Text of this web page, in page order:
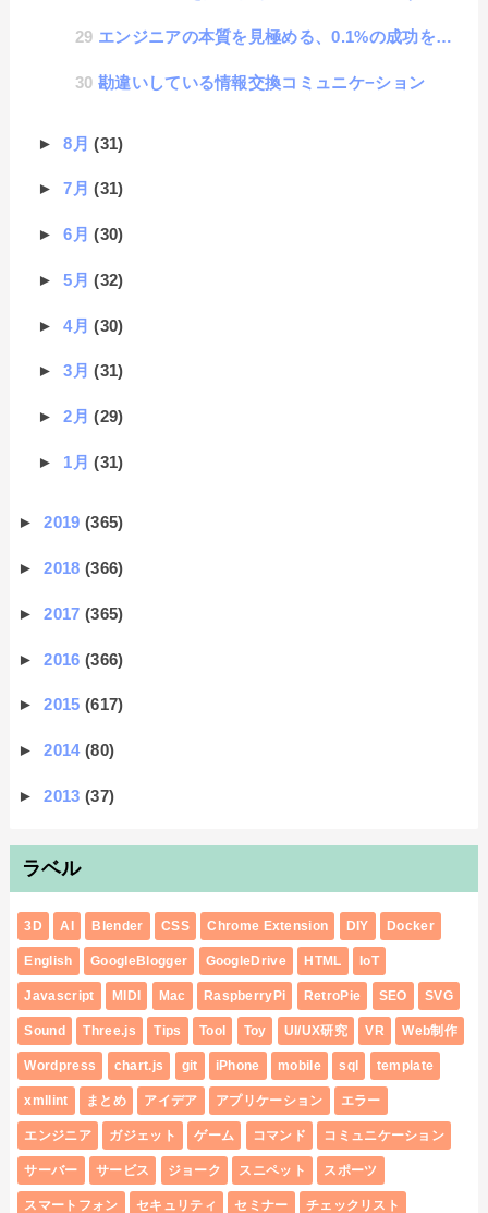
エンジニアの本質を見極める、0.1%の成功を求める探究心
勘違いしている情報交換コミュニケ−ション
►8月(31)
►7月(31)
►6月(30)
►5月(32)
►4月(30)
►3月(31)
►2月(29)
► 1月(31)
►2019(365)
►2018(366)
►2017(365)
►2016(366)
►2015(617)
►2014(80)
►2013(37)
ラベル
3D AI Blender CSS Chrome Extension DIY Docker
English GoogleBlogger GoogleDrive HTML IoT
Javascript MIDI Mac RaspberryPi RetroPie SEO SVG
Sound Three.js Tips Tool Toy UI/UX研究 VR Web制作
Wordpress chart.js git iPhone mobile sql template
xmllint まとめ アイデア アプリケーション エラー
エンジニア ガジェット ゲーム コマンド コミュニケーション
サーバー サービス ジョーク スニペット スポーツ
スマートフォン セキュリティ セミナー チェックリスト